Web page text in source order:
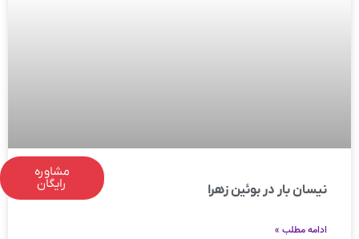
نیسان بار در بوئین زهرا
ادامه مطلب »
مشاوره
رایگان